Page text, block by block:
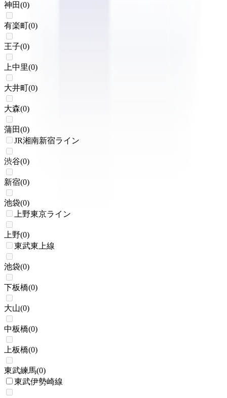
神田(0)
有楽町(0)
王子(0)
上中里(0)
大井町(0)
大森(0)
蒲田(0)
JR湘南新宿ライン
渋谷(0)
新宿(0)
池袋(0)
上野東京ライン
上野(0)
東武東上線
池袋(0)
下板橋(0)
大山(0)
中板橋(0)
上板橋(0)
東武練馬(0)
東武伊勢崎線